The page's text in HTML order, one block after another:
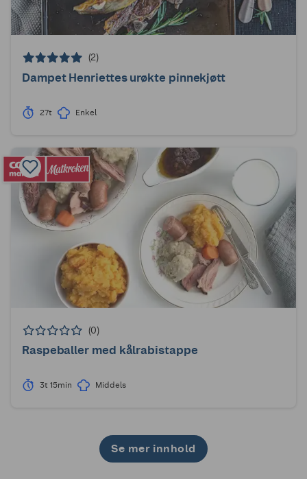
(2)
Dampet Henriettes urøkte pinnekjøtt
27t Enkel
(0)
Raspeballer med kålrabistappe
3t 15min Middels
Se mer innhold